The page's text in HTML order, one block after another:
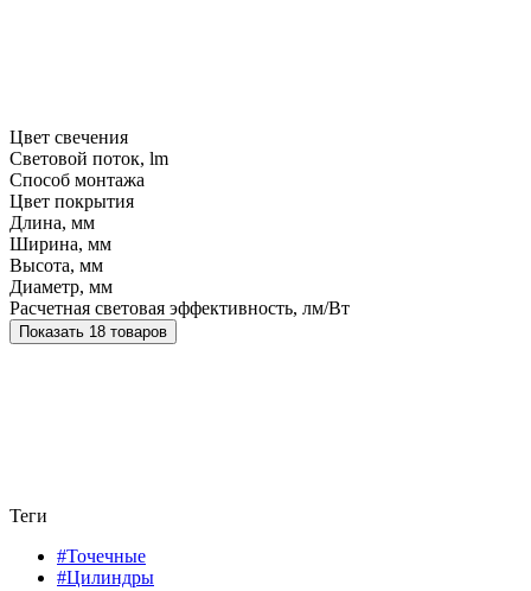
Цвет свечения
Световой поток, lm
Способ монтажа
Цвет покрытия
Длина, мм
Ширина, мм
Высота, мм
Диаметр, мм
Расчетная световая эффективность, лм/Вт
Показать 18 товаров
Теги
#Точечные
#Цилиндры